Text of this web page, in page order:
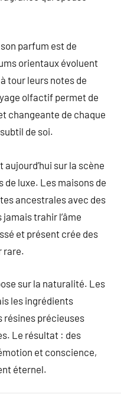
parfum est de
orientaux évoluent
tour leurs notes de
olfactif permet de
changeante de chaque
de soi.
sur la scène
de luxe. Les maisons de
ancestrales avec des
trahir l’âme
et présent crée des
rare.
sur la naturalité. Les
les ingrédients
résines précieuses
Le résultat : des
et conscience,
éternel.